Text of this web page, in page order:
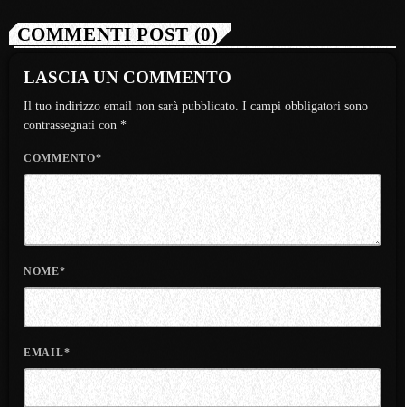
COMMENTI POST (0)
LASCIA UN COMMENTO
Il tuo indirizzo email non sarà pubblicato. I campi obbligatori sono
contrassegnati con *
COMMENTO*
NOME*
EMAIL*